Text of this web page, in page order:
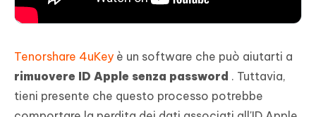
Tenorshare 4uKey è un software che può aiutarti a
rimuovere ID Apple senza password . Tuttavia,
tieni presente che questo processo potrebbe